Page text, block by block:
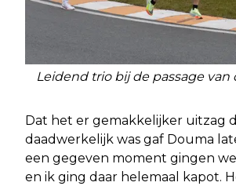
Leidend trio bij de passage van
Dat het er gemakkelijker uitzag
daadwerkelijk was gaf Douma
een gegeven moment gingen
en ik ging daar helemaal kapot.